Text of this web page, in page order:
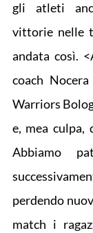
gli atleti
vittorie nelle
andata così.
coach
Warriors
e, mea culpa,
Abbiamo
perdendo
match i